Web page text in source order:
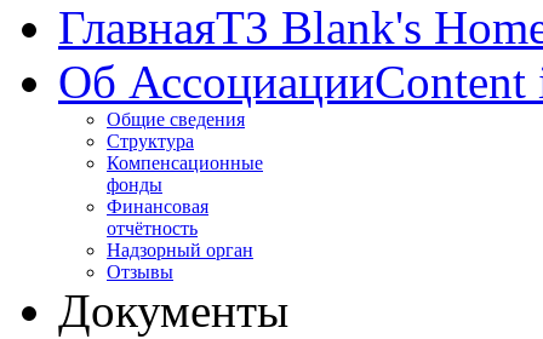
ГлавнаяT3 Blank's
Об Ассоциации
Общие сведения
Структура
Компенсационные
фонды
Финансовая
отчётность
Надзорный орган
Отзывы
Документы